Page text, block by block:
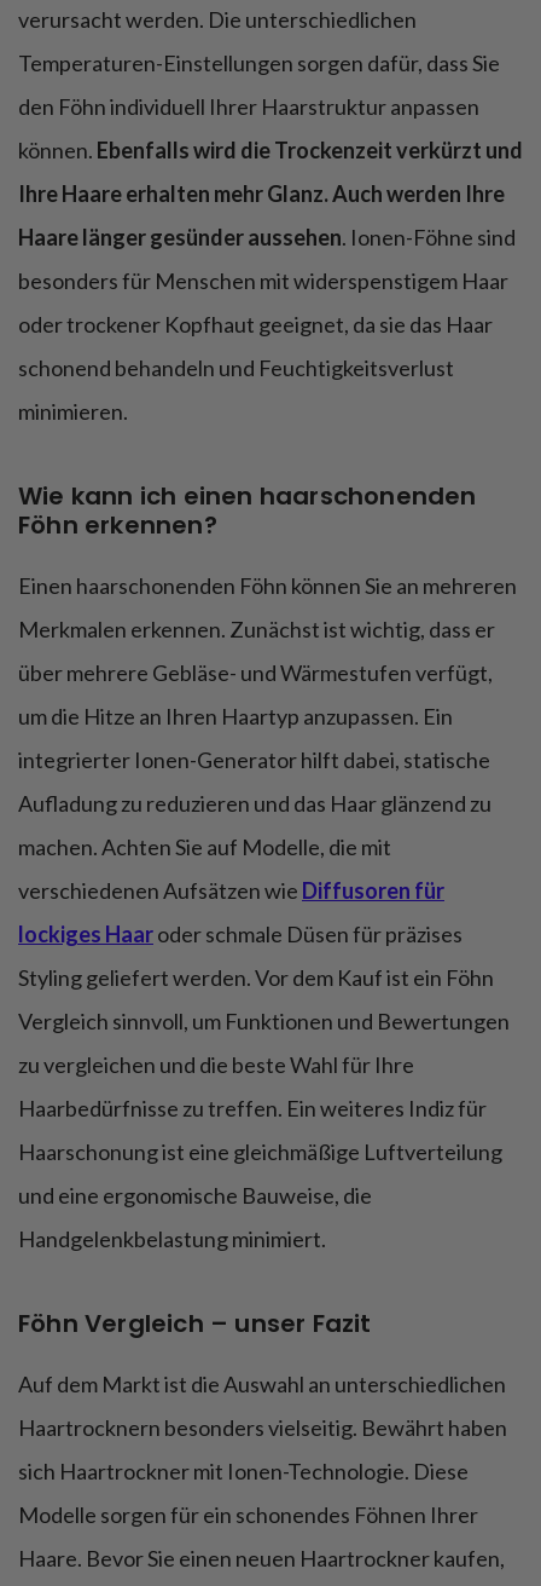
verursacht werden. Die unterschiedlichen
Temperaturen-Einstellungen sorgen dafür, dass Sie
den Föhn individuell Ihrer Haarstruktur anpassen
können. Ebenfalls wird die Trockenzeit verkürzt und
Ihre Haare erhalten mehr Glanz. Auch werden Ihre
Haare länger gesünder aussehen. Ionen-Föhne sind
besonders für Menschen mit widerspenstigem Haar
oder trockener Kopfhaut geeignet, da sie das Haar
schonend behandeln und Feuchtigkeitsverlust
minimieren.
Wie kann ich einen haarschonenden
Föhn erkennen?
Einen haarschonenden Föhn können Sie an mehreren
Merkmalen erkennen. Zunächst ist wichtig, dass er
über mehrere Gebläse- und Wärmestufen verfügt,
um die Hitze an Ihren Haartyp anzupassen. Ein
integrierter Ionen-Generator hilft dabei, statische
Aufladung zu reduzieren und das Haar glänzend zu
machen. Achten Sie auf Modelle, die mit
verschiedenen Aufsätzen wie Diffusoren für
lockiges Haaroder schmale Düsen für präzises
Styling geliefert werden. Vor dem Kauf ist ein Föhn
Vergleich sinnvoll, um Funktionen und Bewertungen
zu vergleichen und die beste Wahl für Ihre
Haarbedürfnisse zu treffen. Ein weiteres Indiz für
Haarschonung ist eine gleichmäßige Luftverteilung
und eine ergonomische Bauweise, die
Handgelenkbelastung minimiert.
Föhn Vergleich – unser Fazit
Auf dem Markt ist die Auswahl an unterschiedlichen
Haartrocknern besonders vielseitig. Bewährt haben
sich Haartrockner mit Ionen-Technologie. Diese
Modelle sorgen für ein schonendes Föhnen Ihrer
Haare. Bevor Sie einen neuen Haartrockner kaufen,